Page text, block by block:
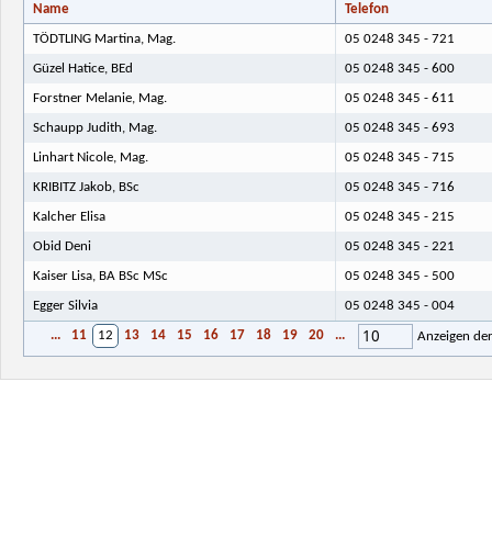
Name Telefon
TÖDTLING Martina, Mag. 05 0248 345 - 721
Güzel Hatice, BEd 05 0248 345 - 600
Forstner Melanie, Mag. 05 0248 345 - 611
Schaupp Judith, Mag. 05 0248 345 - 693
Linhart Nicole, Mag. 05 0248 345 - 715
KRIBITZ Jakob, BSc 05 0248 345 - 716
Kalcher Elisa 05 0248 345 - 215
Obid Deni 05 0248 345 - 221
Kaiser Lisa, BA BSc MSc 05 0248 345 - 500
Egger Silvia 05 0248 345 - 004
... 11 12 13 14 15 16 17 18 19 20 ... 10 Anzeigen